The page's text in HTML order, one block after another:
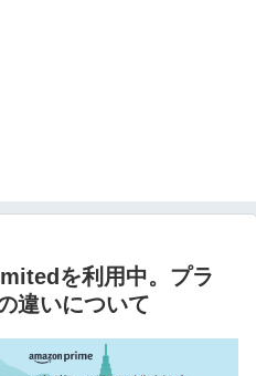
を利用中。プラ
違いについて